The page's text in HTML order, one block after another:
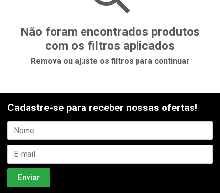
Não foram encontrados produtos
com os filtros aplicados
Remova ou ajuste os filtros para continuar
Cadastre-se para receber nossas ofertas!